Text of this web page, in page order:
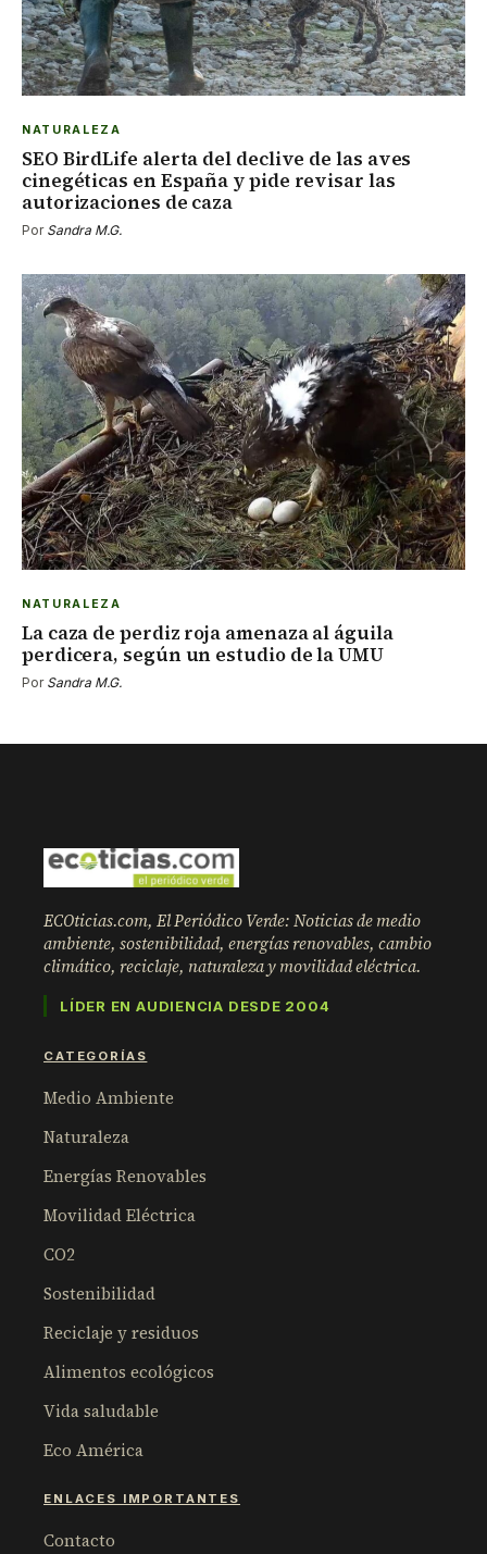
NATURALEZA
SEO BirdLife alerta del declive de las aves
cinegéticas en España y pide revisar las
autorizaciones de caza
Por Sandra M.G.
NATURALEZA
La caza de perdiz roja amenaza al águila
perdicera, según un estudio de la UMU
Por Sandra M.G.
ECOticias.com, El Periódico Verde: Noticias de medio
ambiente, sostenibilidad, energías renovables, cambio
climático, reciclaje, naturaleza y movilidad eléctrica.
LÍDER EN AUDIENCIA DESDE 2004
CATEGORÍAS
Medio Ambiente
Naturaleza
Energías Renovables
Movilidad Eléctrica
CO2
Sostenibilidad
Reciclaje y residuos
Alimentos ecológicos
Vida saludable
Eco América
ENLACES IMPORTANTES
Contacto